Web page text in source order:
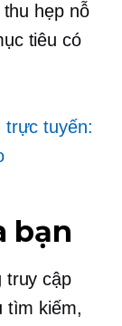
hẹp nỗ
tiêu có
trực tuyến:
bạn
truy cập
tìm kiếm,